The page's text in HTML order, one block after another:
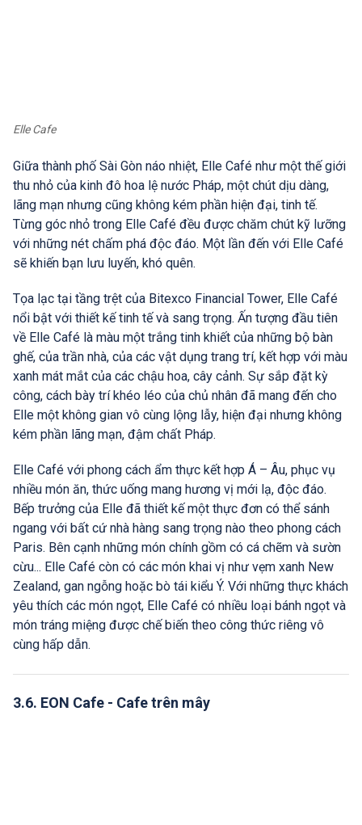
Elle Cafe
Giữa thành phố Sài Gòn náo nhiệt, Elle Café như một thế giới
thu nhỏ của kinh đô hoa lệ nước Pháp, một chút dịu dàng,
lãng mạn nhưng cũng không kém phần hiện đại, tinh tế.
Từng góc nhỏ trong Elle Café đều được chăm chút kỹ lưỡng
với những nét chấm phá độc đáo. Một lần đến với Elle Café
sẽ khiến bạn lưu luyến, khó quên.
Tọa lạc tại tầng trệt của Bitexco Financial Tower, Elle Café
nổi bật với thiết kế tinh tế và sang trọng. Ấn tượng đầu tiên
về Elle Café là màu một trắng tinh khiết của những bộ bàn
ghế, của trần nhà, của các vật dụng trang trí, kết hợp với màu
xanh mát mắt của các chậu hoa, cây cảnh. Sự sắp đặt kỳ
công, cách bày trí khéo léo của chủ nhân đã mang đến cho
Elle một không gian vô cùng lộng lẫy, hiện đại nhưng không
kém phần lãng mạn, đậm chất Pháp.
Elle Café với phong cách ẩm thực kết hợp Á – Âu, phục vụ
nhiều món ăn, thức uống mang hương vị mới lạ, độc đáo.
Bếp trưởng của Elle đã thiết kế một thực đơn có thể sánh
ngang với bất cứ nhà hàng sang trọng nào theo phong cách
Paris. Bên cạnh những món chính gồm có cá chẽm và sườn
cừu... Elle Café còn có các món khai vị như vẹm xanh New
Zealand, gan ngỗng hoặc bò tái kiểu Ý. Với những thực khách
yêu thích các món ngọt, Elle Café có nhiều loại bánh ngọt và
món tráng miệng được chế biến theo công thức riêng vô
cùng hấp dẫn.
3.6. EON Cafe - Cafe trên mây